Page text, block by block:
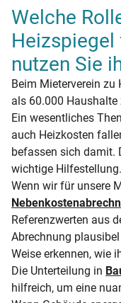
Welche
Heizspiegel
nutzen Sie
Beim Mieterverein
als 60.000
Ein wesentliches
auch Heizkosten
befassen sich damit.
wichtige Hilfestellung.
Wenn wir für unsere
Referenzwerten aus
Abrechnung
Weise erkennen, wie
Die Unterteilung in
hilfreich, um eine